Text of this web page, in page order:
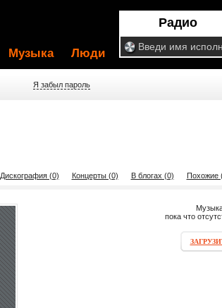
Радио
Музыка Люди
Я забыл пароль
Дискография (0) Концерты (0) В блогах (0) Похожие
пока что